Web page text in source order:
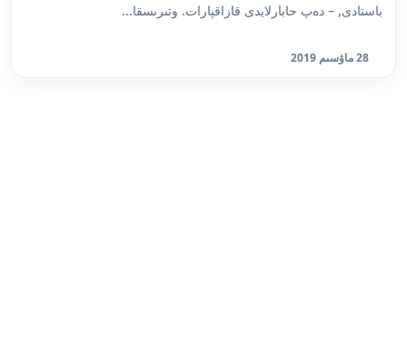
باستادى, – دەپ حابارلايدى قازاقپارات. وتىرىسقا...
28 ماۋسىم 2019